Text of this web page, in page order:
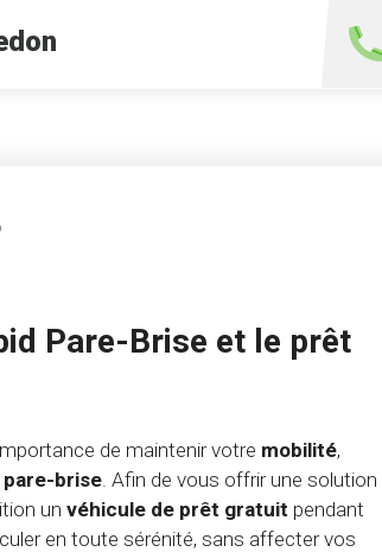
Pare-Brise et le prêt
de maintenir votre mobilité,
pare-brise. Afin de vous offrir une solution
un véhicule de prêt gratuit pendant
en toute sérénité, sans affecter vos